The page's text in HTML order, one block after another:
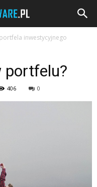
inwestycyjnego
portfelu?
406 0